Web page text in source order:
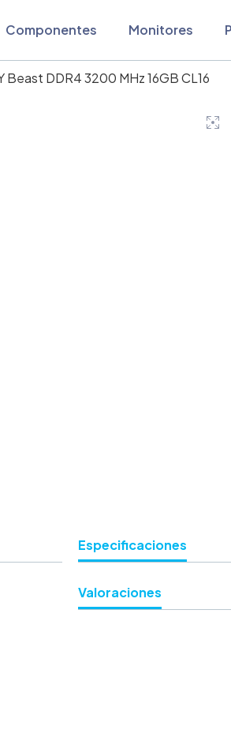
Componentes Monitores
Beast DDR4 3200 MHz 16GB CL16
Especificaciones
Valoraciones